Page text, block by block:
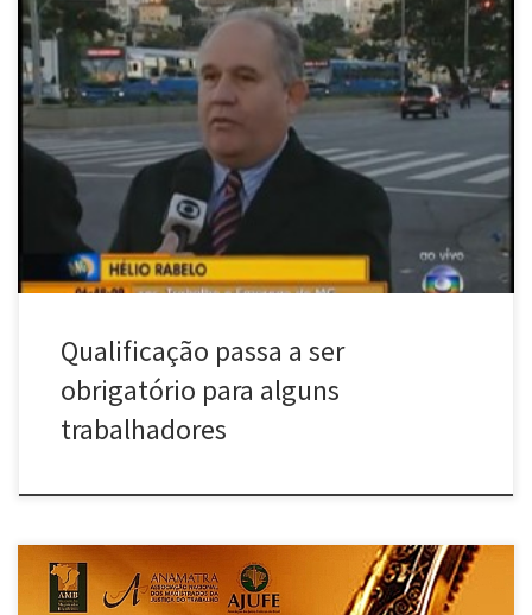
O trabalhador que nos últimos dez anos entrou com pedido de
seguro-desemprego por três vezes vai ser obrigado a fazer cursos
de qualificação. De acordo com o secretário de Trabalho e
Emprego de Minas Gerais, Hélio Rabelo, caso não faça o curso, o
trabalhador pode perder o direito de receber […]
Qualificação passa a ser
obrigatório para alguns
trabalhadores